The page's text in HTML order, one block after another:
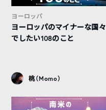
ヨーロッパ
ヨーロッパのマイナーな国々
でしたい108のこと
桃（Momo）